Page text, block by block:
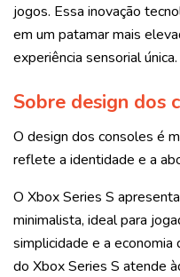
jogos. Essa inovação
em um patamar mais
experiência sensorial única.
Sobre design dos
O design dos consoles é
reflete a identidade e a
O Xbox Series S
minimalista, ideal para
simplicidade e a
do Xbox Series S atende